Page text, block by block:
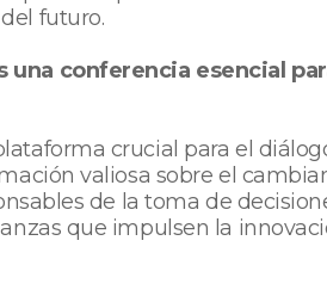
futuro.
una conferencia esencial
crucial para el
valiosa sobre el
de la toma de
que impulsen la